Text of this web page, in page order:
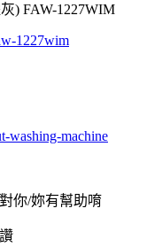
) FAW-1227WIM
1227wim
washing-machine
你/妳有幫助唷